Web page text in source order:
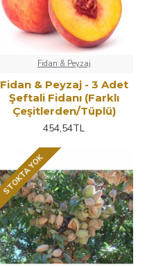
Fidan & Peyzaj
Fidan & Peyzaj - 3 Adet
Şeftali Fidanı (Farklı
Çeşitlerden/Tüplü)
454,54TL
STOKTA YOK